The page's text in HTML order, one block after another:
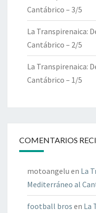
Cantábrico – 3/5
La Transpirenaica:
Cantábrico – 2/5
La Transpirenaica:
Cantábrico – 1/5
COMENTARIOS
motoangelu en La
Mediterráneo al
football bros en La